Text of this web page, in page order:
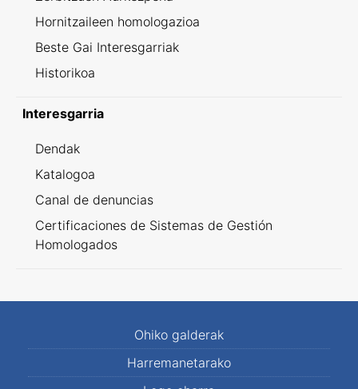
Hornitzaileen homologazioa
Beste Gai Interesgarriak
Historikoa
Interesgarria
Dendak
Katalogoa
Canal de denuncias
Certificaciones de Sistemas de Gestión
Homologados
Ohiko galderak
Harremanetarako